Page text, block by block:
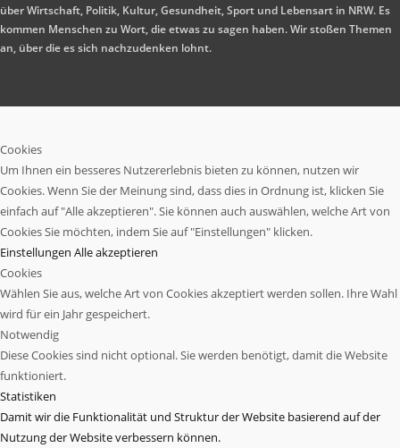
über Wirtschaft, Politik, Kultur, Gesundheit, Sport und Lebensart in NRW. Es
kommen Menschen zu Wort, die etwas zu sagen haben. Wir stoßen Themen
an, über die es sich nachzudenken lohnt.
Cookies
Um Ihnen ein besseres Nutzererlebnis bieten zu können, nutzen wir
Cookies. Wenn Sie der Meinung sind, dass dies in Ordnung ist, klicken Sie
einfach auf "Alle akzeptieren". Sie können auch auswählen, welche Art von
Cookies Sie möchten, indem Sie auf "Einstellungen" klicken.
Einstellungen Alle akzeptieren
Cookies
Wählen Sie aus, welche Art von Cookies akzeptiert werden sollen. Ihre Wahl
wird für ein Jahr gespeichert.
Notwendig
Diese Cookies sind nicht optional. Sie werden benötigt, damit die Website
funktioniert.
Statistiken
Damit wir die Funktionalität und Struktur der Website basierend auf der
Nutzung der Website verbessern können.